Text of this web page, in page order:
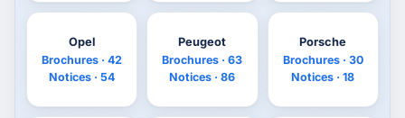
Opel
Brochures · 42
Notices · 54
Peugeot
Brochures · 63
Notices · 86
Porsche
Brochures · 30
Notices · 18